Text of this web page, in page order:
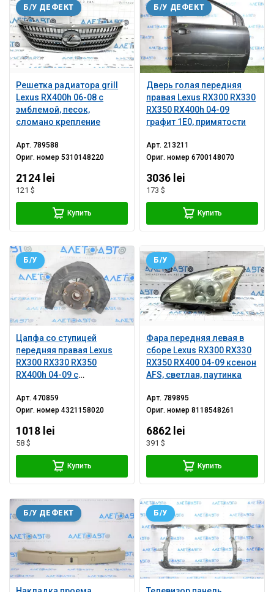
Решетка радиатора grill
Lexus RX400h 06-08 с
эмблемой, песок,
сломано крепление
Б/У ДЕФЕКТ
Арт. 789588
Ориг. номер5310148220
2124 lei
121 $
Купить
Дверь голая передняя
правая Lexus RX300 RX330
RX350 RX400h 04-09
графит 1E0, примятости
Б/У ДЕФЕКТ
Арт. 213211
Ориг. номер6700148070
3036 lei
173 $
Купить
Цапфа со ступицей
передняя правая Lexus
RX300 RX330 RX350
RX400h 04-09 с
Б/У
Арт.470859
Ориг. номер4321158020
1018 lei
58 $
Купить
Фара передняя левая в
сборе Lexus RX300 RX330
RX350 RX400 04-09 ксенон
AFS, светлая, паутинка
Б/У
Арт. 789895
Ориг. номер8118548261
6862 lei
391 $
Купить
Б/У ДЕФЕКТ Б/У